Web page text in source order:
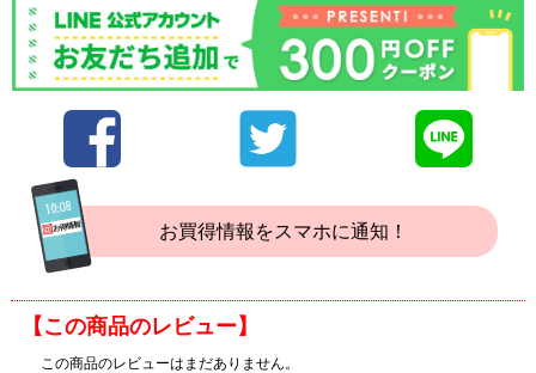
お買得情報をスマホに通知！
【この商品のレビュー】
この商品のレビューはまだありません。